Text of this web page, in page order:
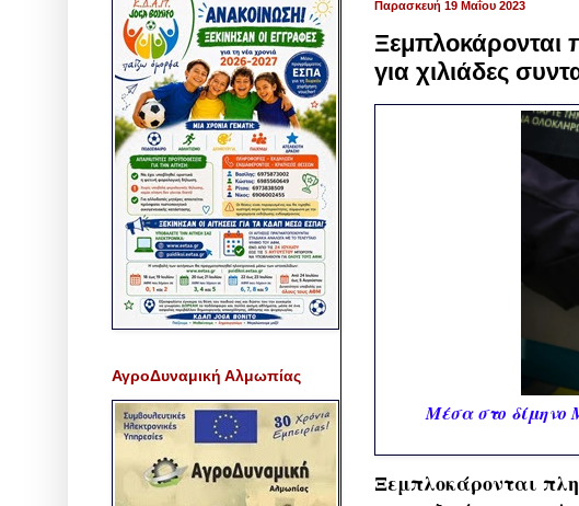
Παρασκευή 19 Μαΐου 2023
Ξεμπλοκάρονται
για χιλιάδες
Μέσα στο δίμηνο
Ξεμπλοκάρονται
ΑγροΔυναμική Αλμωπίας